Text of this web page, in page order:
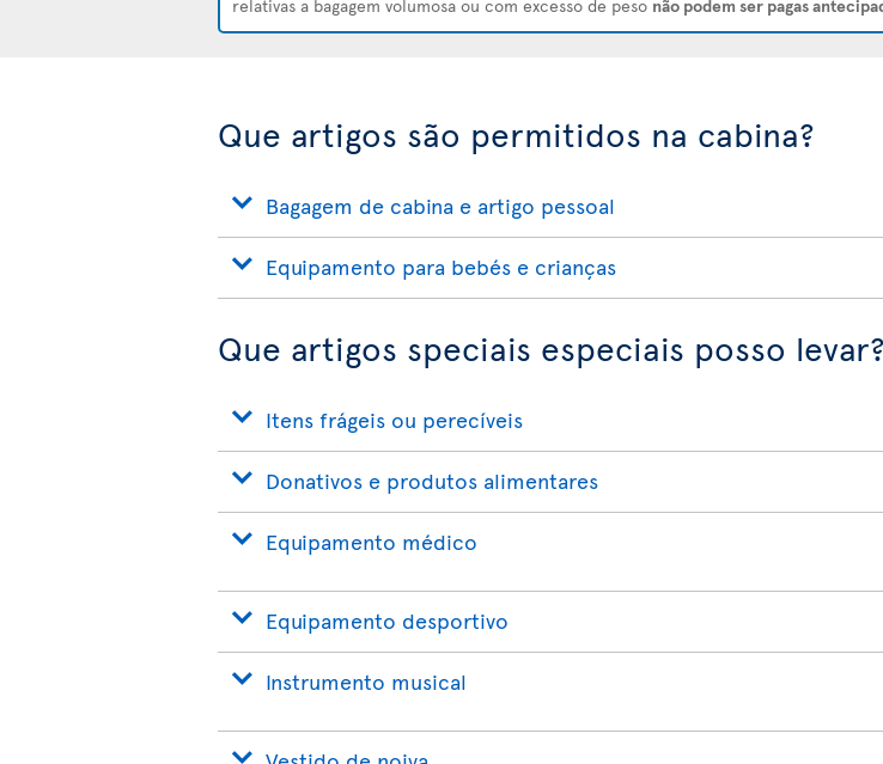
relativas a bagagem volumosa ou com excesso de peso não podem ser pagas
Que artigos são permitidos na cabina?
Bagagem de cabina e artigo pessoal
Equipamento para bebés e crianças
Que artigos speciais especiais posso levar?
Itens frágeis ou perecíveis
Donativos e produtos alimentares
Equipamento médico
Equipamento desportivo
Instrumento musical